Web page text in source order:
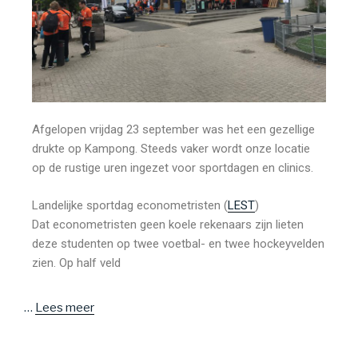
Afgelopen vrijdag 23 september was het een gezellige
drukte op Kampong. Steeds vaker wordt onze locatie
op de rustige uren ingezet voor sportdagen en clinics.
Landelijke sportdag econometristen (LEST)
Dat econometristen geen koele rekenaars zijn lieten
deze studenten op twee voetbal- en twee hockeyvelden
zien. Op half veld
… Lees meer